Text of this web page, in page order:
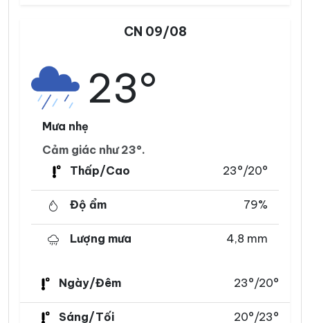
CN 09/08
23°
Mưa nhẹ
Cảm giác như 23°.
Thấp/Cao
23°/20°
Độ ẩm 79%
Lượng mưa 4,8 mm
Ngày/Đêm 23°/20°
Sáng/Tối 20°/23°